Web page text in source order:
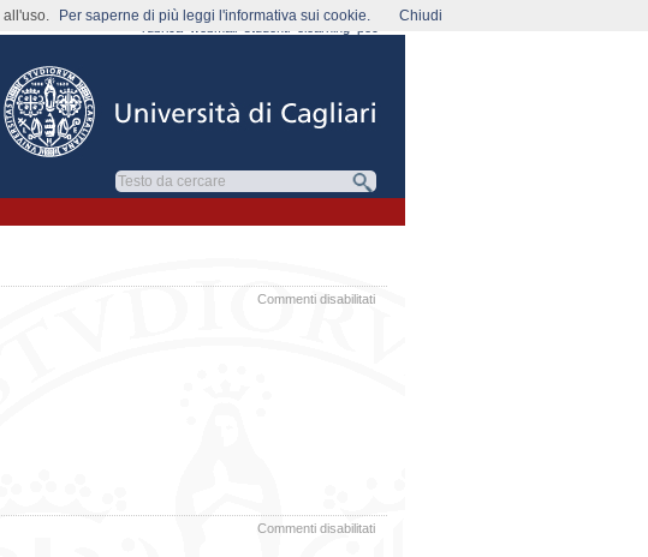
rubrica webmail
Commenti disabilitatisu
Commenti disabilitatisu
all'uso. Per saperne di più leggi l'informativa sui cookie. Chiudi